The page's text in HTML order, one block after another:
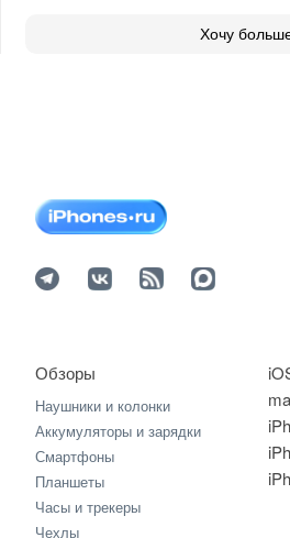
Хочу
Обзоры
Наушники и колонки
Аккумуляторы и зарядки
Смартфоны
Планшеты
Часы и трекеры
Чехлы